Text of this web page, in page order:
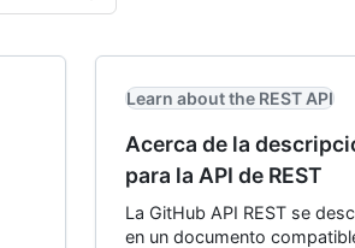
Learn about the REST API
Acerca de la
para la API de REST
La GitHub API REST se
en un documento